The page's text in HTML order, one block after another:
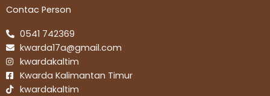
Contac Person
0541 742369
kwarda17a@gmail.com
kwardakaltim
Kwarda Kalimantan Timur
kwardakaltim